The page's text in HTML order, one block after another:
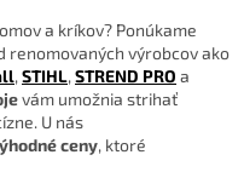
a kríkov? Ponúkame
renomovaných výrobcov ako
, STIHL, STREND PRO a
vám umožnia strihať
U nás
ceny, ktoré